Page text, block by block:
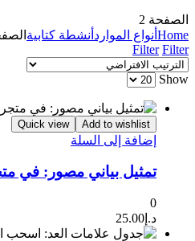
الصفحة 2
Home أنواع الموارد أنشطة كتابية
Filter Filter
Show
Add to wishlist
Quick view
إضافة إلى السلة
تمثيل بياني مصور: في
0
د.إ 25.00